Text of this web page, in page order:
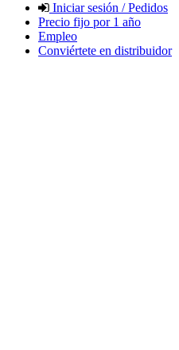
Iniciar sesión / Pedidos
Precio fijo por 1 año
Empleo
Conviértete en distribuidor